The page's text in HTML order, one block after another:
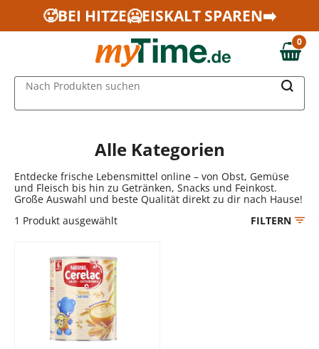
Zum Hauptinhalt springen
Zur Navigation springen
Zur Suche springen
🥵BEI HITZE🥶EISKALT SPAREN➡️
0,00 €
0
Nach Produkten suchen
Alle Kategorien
Entdecke frische Lebensmittel online – von Obst, Gemüse
und Fleisch bis hin zu Getränken, Snacks und Feinkost.
Große Auswahl und beste Qualität direkt zu dir nach Hause!
1 Produkt ausgewählt FILTERN